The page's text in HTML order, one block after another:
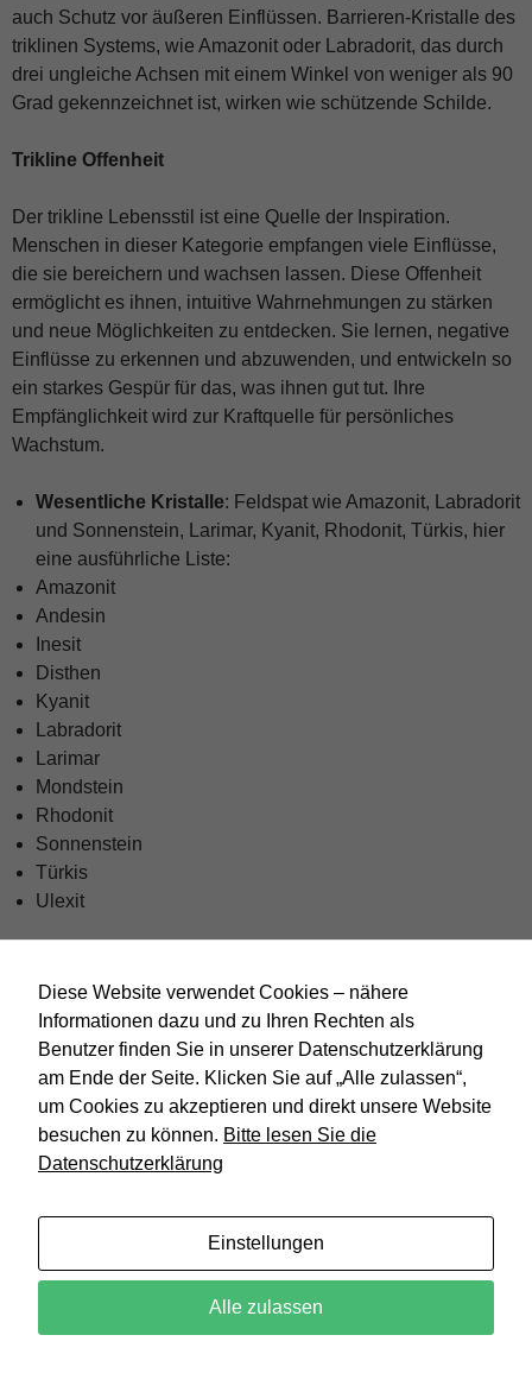
auch Schutz vor äußeren Einflüssen. Barrieren-Kristalle des
triklinen Systems, wie Amazonit oder Labradorit, das durch
drei ungleiche Achsen mit einem Winkel von weniger als 90
Grad gekennzeichnet ist, wirken wie schützende Schilde.
Trikline Offenheit
Der trikline Lebensstil ist eine Quelle der Inspiration.
Menschen in dieser Kategorie empfangen viele Einflüsse,
die sie bereichern und wachsen lassen. Diese Offenheit
ermöglicht es ihnen, intuitive Wahrnehmungen zu stärken
und neue Möglichkeiten zu entdecken. Sie lernen, negative
Einflüsse zu erkennen und abzuwenden, und entwickeln so
ein starkes Gespür für das, was ihnen gut tut. Ihre
Empfänglichkeit wird zur Kraftquelle für persönliches
Wachstum.
Wesentliche Kristalle: Feldspat wie Amazonit, Labradorit
und Sonnenstein, Larimar, Kyanit, Rhodonit, Türkis, hier
eine ausführliche Liste:
Amazonit
Andesin
Inesit
Disthen
Kyanit
Labradorit
Larimar
Mondstein
Rhodonit
Sonnenstein
Türkis
Ulexit
umarmend
Metaphysische Anwendungen : Förderung von
ganzheitlicher Heilung, Schutz vor negativen Einflüssen
und Gefahren
Sie stärken unser Gefühl von Sicherheit und unterstützen
uns dabei, uns in einer oftmals chaotischen Welt zu
Kristallmandala
zur
Diese Website verwendet Cookies – nähere
Informationen dazu und zu Ihren Rechten als
Benutzer finden Sie in unserer Datenschutzerklärung
am Ende der Seite. Klicken Sie auf „Alle zulassen“,
um Cookies zu akzeptieren und direkt unsere Website
besuchen zu können. Bitte lesen Sie die
Datenschutzerklärung
Einstellungen
Alle zulassen